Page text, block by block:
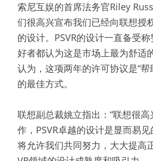
索尼互娱的首席法务官Riley
们很高兴宣布我们已经向联想授
的设计。PSVR的设计一直备受
好者都认为这是市场上最为舒适
认为，这项两年的许可协议是“帮
的最佳方式。
联想副总裁姚立指出：“联想很
作，PSVR卓越的设计是显而易
将允许我们共同努力，大大提高